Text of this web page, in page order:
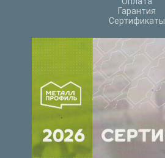
Гарантия
Сертификаты